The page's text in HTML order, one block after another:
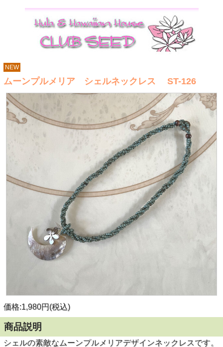
NEW
ムーンプルメリア シェルネックレス ST-126
価格:1,980円(税込)
商品説明
シェルの素敵なムーンプルメリアデザインネックレスです。